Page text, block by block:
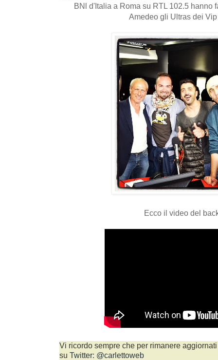
BNl d'Italia a Roma su RTL 102.5 hanno
Amedeo gli Ultras dei
Ecco il video del
Vi ricordo sempre che per rimanere
su Twitter: @carlettoweb